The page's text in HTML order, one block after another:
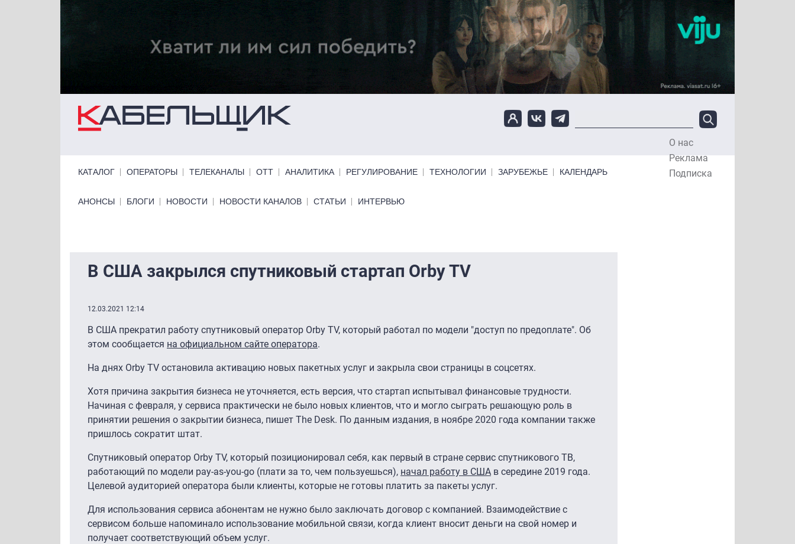
Перейти к основному содержанию
О нас
Реклама
Подписка
КАТАЛОГ ОПЕРАТОРЫ ТЕЛЕКАНАЛЫ ОТТ АНАЛИТИКА РЕГУЛИРОВАНИЕ ТЕХНОЛОГИИ ЗАРУБЕЖЬЕ КАЛЕНДАРЬ
Primary links bottom
АНОНСЫ БЛОГИ НОВОСТИ НОВОСТИ КАНАЛОВ СТАТЬИ ИНТЕРВЬЮ
В США закрылся спутниковый стартап Orby TV
12.03.2021 12:14
В США прекратил работу спутниковый оператор Orby TV, который работал по модели "доступ по предоплате". Об
этом сообщается на официальном сайте оператора.
На днях Orby TV остановила активацию новых пакетных услуг и закрыла свои страницы в соцсетях.
Хотя причина закрытия бизнеса не уточняется, есть версия, что стартап испытывал финансовые трудности.
Начиная с февраля, у сервиса практически не было новых клиентов, что и могло сыграть решающую роль в
принятии решения о закрытии бизнеса, пишет The Desk. По данным издания, в ноябре 2020 года компании также
пришлось сократит штат.
Спутниковый оператор Orby TV, который позиционировал себя, как первый в стране сервис спутникового ТВ,
работающий по модели pay-as-you-go (плати за то, чем пользуешься), начал работу в США в середине 2019 года.
Целевой аудиторией оператора были клиенты, которые не готовы платить за пакеты услуг.
Для использования сервиса абонентам не нужно было заключать договор с компанией. Взаимодействие с
сервисом больше напоминало использование мобильной связи, когда клиент вносит деньги на свой номер и
получает соответствующий объем услуг.